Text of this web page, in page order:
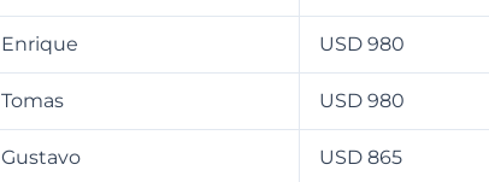
Enrique USD 980
Tomas USD 980
Gustavo USD 865